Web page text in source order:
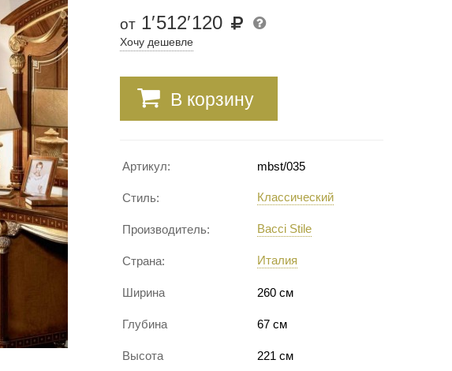
от 1′512′120
Хочу дешевле
В корзину
Артикул: mbst/035
Стиль: Классический
Производитель: Bacci Stile
Страна: Италия
Ширина 260 см
Глубина 67 см
Высота 221 см